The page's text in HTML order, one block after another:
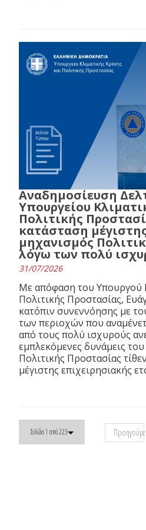
Αναδημοσίευση
Υπουργείου
Πολιτικής
κατάσταση
μηχανισμός
λόγω των πολύ
31/07/2026
Με απόφαση του Υπουργού
Πολιτικής Προστασίας,
κατόπιν συνεννόησης με
των περιοχών που
από τους πολύ ισχυρούς
εμπλεκόμενες δυνάμεις
Πολιτικής Προστασίας
μέγιστης επιχειρησιακής
Σελίδα 1 από 223